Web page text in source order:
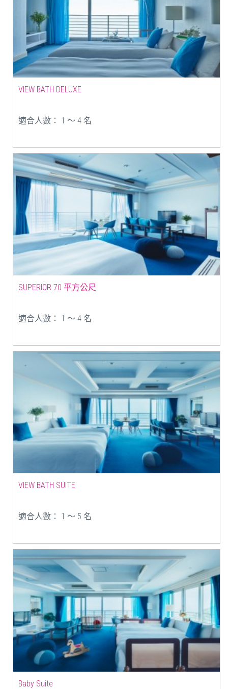
VIEW BATH DELUXE
適合人數： 1 ～ 4 名
SUPERIOR 70 平方公尺
適合人數： 1 ～ 4 名
VIEW BATH SUITE
適合人數： 1 ～ 5 名
Baby Suite